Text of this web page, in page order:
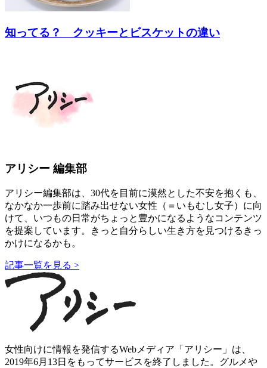
知ってる？ クッキーとビスケットの違い
アリシー 編集部
アリシー編集部は、30代を目前に漠然とした不安を抱くも、
なかなか一歩前に踏み出せない女性（＝いもむし女子）に向
けて、いつもの日常がちょっと豊かになるようなコンテンツ
を提案しています。きっと自分らしい生き方を見つけるきっ
かけになるかも。
記事一覧を見る >
女性向けに情報を発信するWebメディア「アリシー」は、
2019年6月13日をもってサービスを終了しました。グルメや